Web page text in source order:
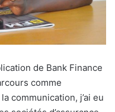
de Bank Finance
comme
communication, j’ai eu